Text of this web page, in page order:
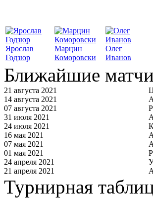
Ярослав
Годзюр
Марцин
Коморовски
Олег
Иванов
Ближайшие
21 августа 2021
14 августа 2021
07 августа 2021
31 июля 2021
24 июля 2021
16 мая 2021
07 мая 2021
01 мая 2021
24 апреля 2021
21 апреля 2021
Турнирная